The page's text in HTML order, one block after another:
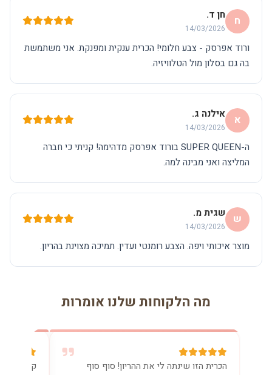
ח חן ד.
14/03/2026
ורוד אפרסק - צבע חלומי! הכרית ענקית ומפנקת. אני משתמשת
בה גם בסלון מול הטלוויזיה.
א אילנה ג.
14/03/2026
ה-SUPER QUEEN בורוד אפרסק מדהימה! קניתי כי חברה
המליצה ואני מבינה למה.
ש שגית מ.
14/03/2026
מוצר איכותי ויפה. הצבע רומנטי ועדין. תמיכה מצוינת בהריון.
מה הלקוחות שלנו אומרות
הכרית הזו שינתה לי את ההריון! סוף סוף
קניתי